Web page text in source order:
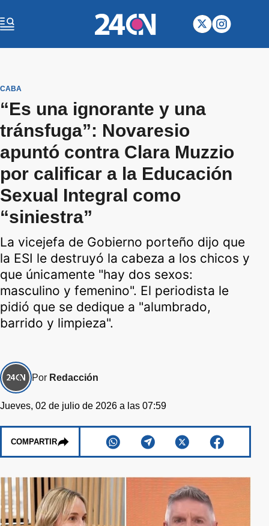
CABA
“Es una ignorante y una
tránsfuga”: Novaresio
apuntó contra Clara Muzzio
por calificar a la Educación
Sexual Integral como
“siniestra”
La vicejefa de Gobierno porteño dijo que
la ESI le destruyó la cabeza a los chicos y
que únicamente "hay dos sexos:
masculino y femenino". El periodista le
pidió que se dedique a "alumbrado,
barrido y limpieza".
Por Redacción
Jueves, 02 de julio de 2026 a las 07:59
COMPARTIR